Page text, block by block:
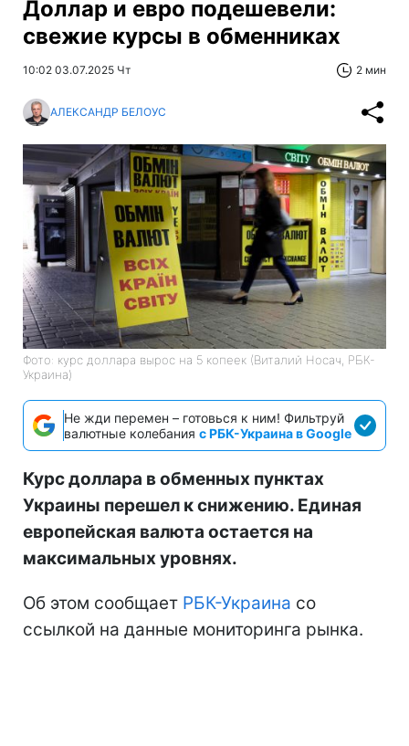
Доллар и евро подешевели:
свежие курсы в обменниках
10:02 03.07.2025 Чт 2 мин
АЛЕКСАНДР БЕЛОУС
Фото: курс доллара вырос на 5 копеек (Виталий Носач, РБК-
Украина)
Не жди перемен – готовься к ним! Фильтруй
валютные колебания с РБК-Украина в Google
Курс доллара в обменных пунктах
Украины перешел к снижению. Единая
европейская валюта остается на
максимальных уровнях.
Об этом сообщает РБК-Украина со
ссылкой на данные мониторинга рынка.